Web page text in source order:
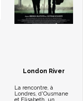
London River
La rencontre, à
Londres, d'Ousmane